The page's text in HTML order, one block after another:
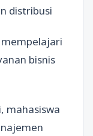
distribusi
mempelajari
bisnis
mahasiswa